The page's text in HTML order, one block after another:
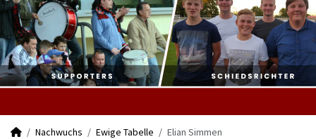
Nachwuchs Ewige Tabelle Elian Simmen